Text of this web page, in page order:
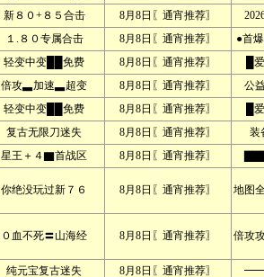
新８０+８５合击 8月8日〖通宵推荐〗
１.８０专属合击 8月8日〖通宵推荐〗
●首
轻变中变██免费 8月8日〖通宵推荐〗
█
倍攻▃加速▃超变 8月8日〖通宵推荐〗
公
轻变中变██免费 8月8日〖通宵推荐〗
█
复古无限刀迷失 8月8日〖通宵推荐〗
装
星王＋４▇首战区 8月8日〖通宵推荐〗
你绝没玩过新７６ 8月8日〖通宵推荐〗 地图
０血不死〓山海经 8月8日〖通宵推荐〗 倍攻
纯元宝复古迷失 8月8日〖通宵推荐〗 ━━